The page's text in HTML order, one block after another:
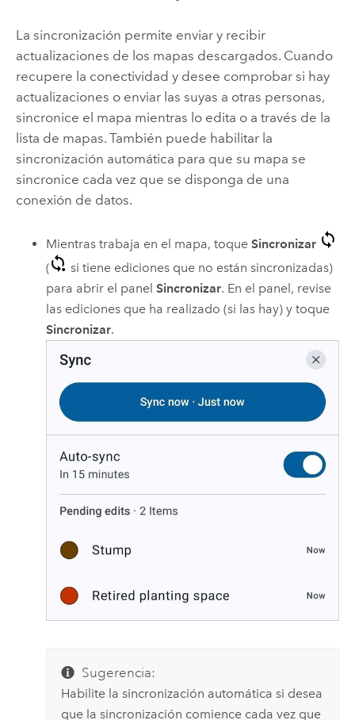
La sincronización permite enviar y recibir
actualizaciones de los mapas descargados. Cuando
recupere la conectividad y desee comprobar si hay
actualizaciones o enviar las suyas a otras personas,
sincronice el mapa mientras lo edita o a través de la
lista de mapas. También puede habilitar la
sincronización automática para que su mapa se
sincronice cada vez que se disponga de una
conexión de datos.
Mientras trabaja en el mapa, toqueSincronizar
(
si tiene ediciones que no están sincronizadas)
para abrir el panelSincronizar. En el panel, revise
las ediciones que ha realizado (si las hay) y toque
Sincronizar.
Sugerencia:
Habilite la sincronización automática si desea
que la sincronización comience cada vez que